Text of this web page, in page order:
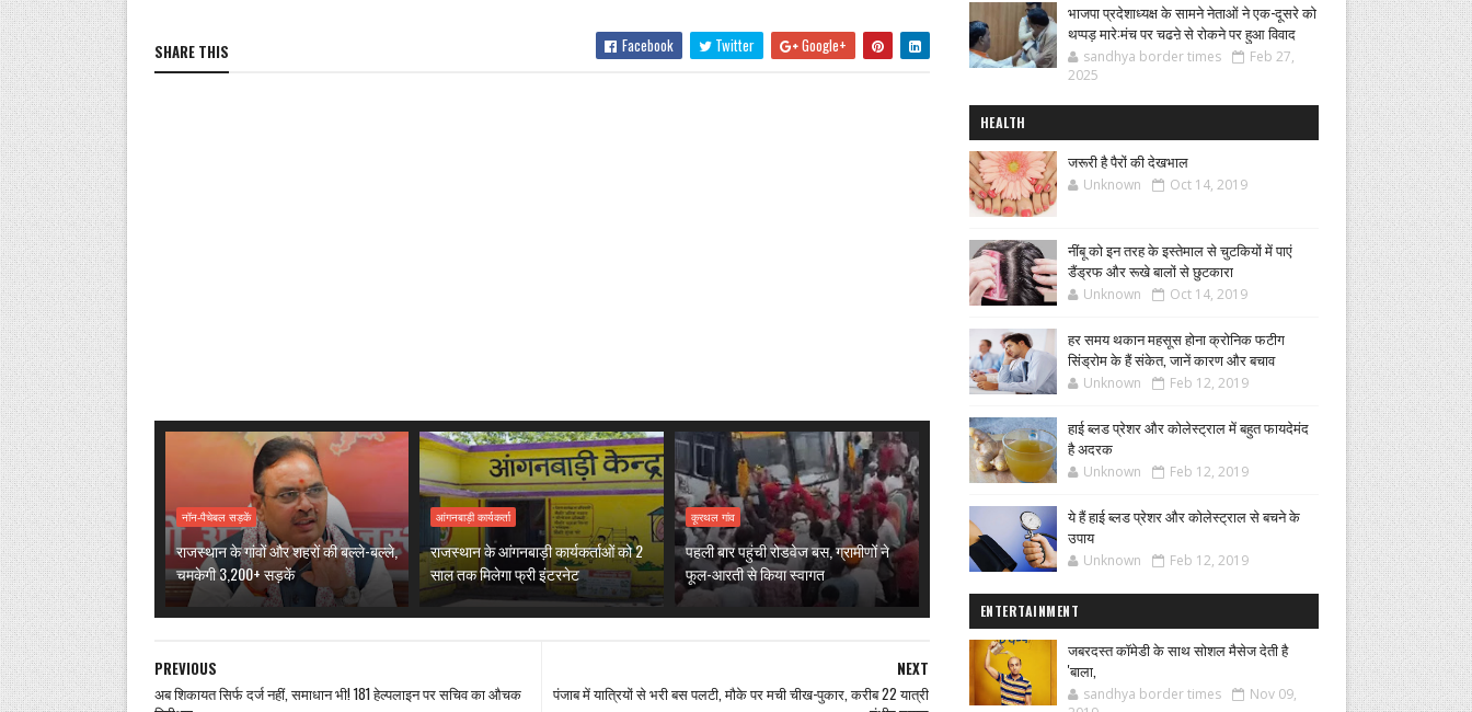
SHARE THIS Facebook Twitter Google+
नॉन-पैचेबल सड़कें
राजस्थान के गांवों और शहरों की बल्ले-बल्ले,
चमकेगी 3,200+ सड़कें
आंगनबाड़ी कार्यकर्ता
राजस्थान के आंगनबाड़ी कार्यकर्ताओं को 2
साल तक मिलेगा फ्री इंटरनेट
कूरथल गांव
पहली बार पहुंची रोडवेज बस, ग्रामीणों ने
फूल-आरती से किया स्वागत
NEXT
पंजाब में यात्रियों से भरी बस पलटी, मौके पर मची चीख-पुकार, करीब 22 यात्री
PREVIOUS
अब शिकायत सिर्फ दर्ज नहीं, समाधान भी! 181 हेल्पलाइन पर सचिव का औचक
भाजपा प्रदेशाध्यक्ष के सामने नेताओं ने एक-दूसरे को
थप्पड़ मारे:मंच पर चढऩे से रोकने पर हुआ विवाद
sandhya border times
Feb 27,
2025
HEALTH
जरूरी है पैरों की देखभाल
Unknown Oct 14, 2019
नींबू को इन तरह के इस्तेमाल से चुटकियों में पाएं
डैंड्रफ और रूखे बालों से छुटकारा
Unknown Oct 14, 2019
हर समय थकान महसूस होना क्रोनिक फटीग
सिंड्रोम के हैं संकेत, जानें कारण और बचाव
Unknown Feb 12, 2019
हाई ब्लड प्रेशर और कोलेस्ट्राल में बहुत फायदेमंद
है अदरक
Unknown Feb 12, 2019
ये हैं हाई ब्लड प्रेशर और कोलेस्ट्राल से बचने के
उपाय
Unknown Feb 12, 2019
ENTERTAINMENT
जबरदस्त कॉमेडी के साथ सोशल मैसेज देती है
'बाला,
sandhya border times
Nov 09,